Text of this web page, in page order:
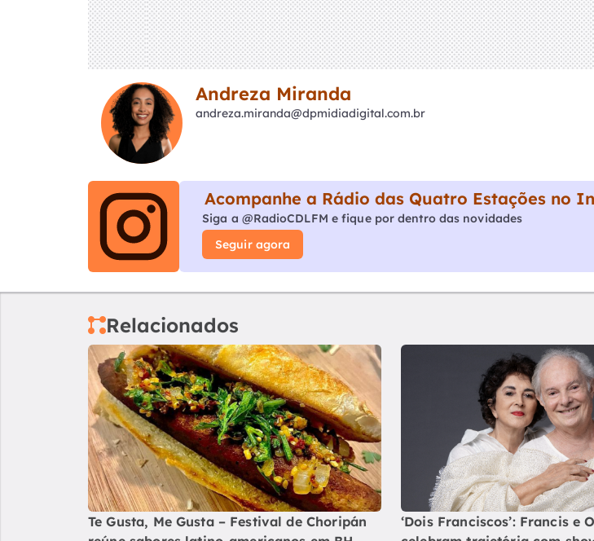
Andreza Miranda
andreza.miranda@dpmidiadigital.com.br
Acompanhe a Rádio das Quatro Estações no
Siga a @RadioCDLFM e fique por dentro das novidades
Seguir agora
Relacionados
Te Gusta, Me Gusta – Festival de Choripán
‘Dois Franciscos’: Francis e